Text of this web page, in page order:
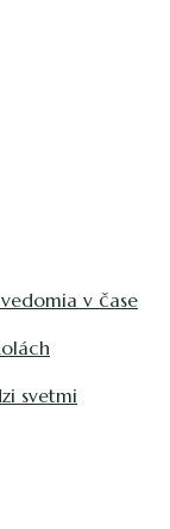
v čase
svetmi